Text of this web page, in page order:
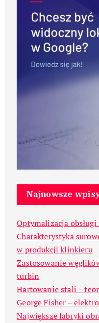
Najnowsze
Optymalizacja
Charakterystyka
w produkcji klinkieru
Zastosowanie
turbin
Hartowanie stali –
George Fisher –
Największe fabryki